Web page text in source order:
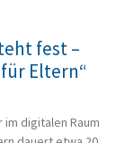
fest –
Eltern“
digitalen Raum